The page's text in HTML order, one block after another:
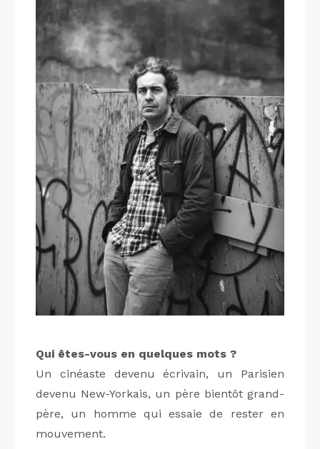
Qui êtes-vous en quelques mots ?
Un cinéaste devenu écrivain, un Parisien
devenu New-Yorkais, un père bientôt grand-
père, un homme qui essaie de rester en
mouvement.